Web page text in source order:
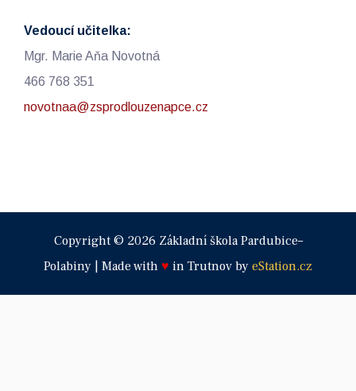
Vedoucí učitelka:
Mgr. Marie Aňa Novotná
466 768 351
novotnaa@zsprodlouzenapce.cz
Copyright © 2026 Základní škola Pardubice–
Polabiny | Made with ♥ in Trutnov by eStation.cz